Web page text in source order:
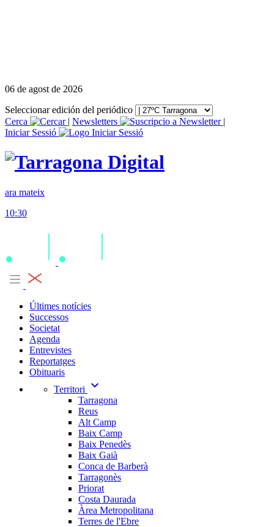
06 de agost de 2026
Seleccionar edición del periódico
Cerca
| Newsletters
|
Iniciar Sessió
ara mateix
10:30
Últimes notícies
Successos
Societat
Agenda
Entrevistes
Reportatges
Obituaris
Territori
expand_more
Tarragona
Reus
Alt Camp
Baix Camp
Baix Penedès
Baix Gaià
Conca de Barberà
Tarragonès
Priorat
Costa Daurada
Àrea Metropolitana
Terres de l'Ebre